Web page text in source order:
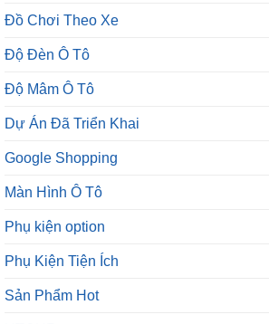
Đồ Chơi Theo Xe
Độ Đèn Ô Tô
Độ Mâm Ô Tô
Dự Án Đã Triển Khai
Google Shopping
Màn Hình Ô Tô
Phụ kiện option
Phụ Kiện Tiện Ích
Sản Phẩm Hot